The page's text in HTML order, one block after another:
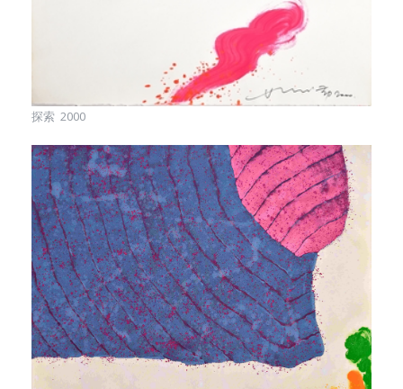
探索 2000